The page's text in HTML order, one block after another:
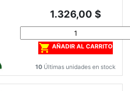
Precio
1.326,00 $
 AÑADIR AL CARRITO
10 Últimas unidades en stock